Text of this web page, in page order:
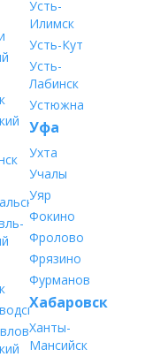
Усть-
Илимск
Усть-Кут
Усть-
Лабинск
Устюжна
Уфа
Ухта
Учалы
Уяр
Фокино
Фролово
Фрязино
Фурманов
Хабаровск
Ханты-
Мансийск